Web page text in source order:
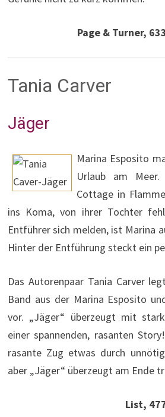
Page & Turner,
Tania Carver
Jäger
Marina Esposito
Urlaub am
Cottage in
ins Koma, von ihrer Tochter
Entführer sich melden, ist Marina
Hinter der Entführung steckt ein
Das Autorenpaar Tania Carver
Band aus der Marina Esposito
vor. „Jäger“ überzeugt mit
einer spannenden, rasanten
rasante Zug etwas durch
aber „Jäger“ überzeugt am Ende
List,